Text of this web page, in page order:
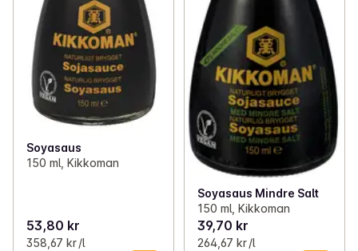
Soyasaus
150 ml, Kikkoman
53,80 kr
358,67 kr /l
Soyasaus Mindre Salt
150 ml, Kikkoman
39,70 kr
264,67 kr /l